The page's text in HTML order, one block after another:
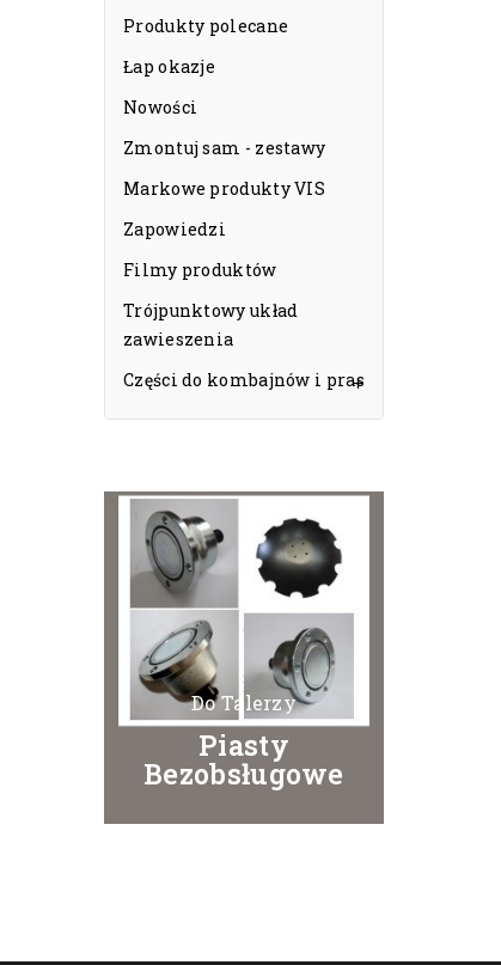
Produkty polecane
Łap okazje
Nowości
Zmontuj sam - zestawy
Markowe produkty VIS
Zapowiedzi
Filmy produktów
Trójpunktowy układ
zawieszenia
Części do kombajnów i pras

Do Talerzy
Piasty
Bezobsługowe